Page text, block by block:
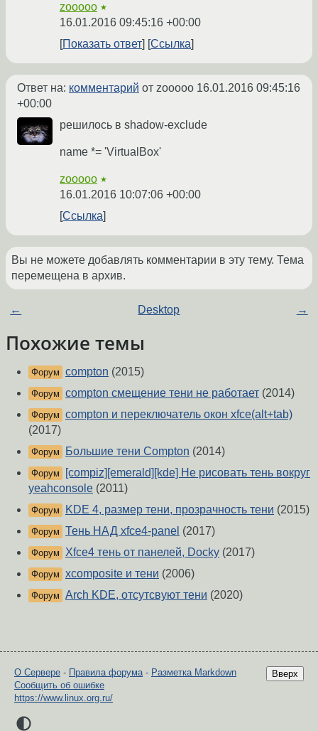
zooooo ★
16.01.2016 09:45:16 +00:00
Показать ответ
Ссылка
Ответ на: комментарий от zooooo 16.01.2016 09:45:16
+00:00
решилось в shadow-exclude
name *= 'VirtualBox'
zooooo ★
16.01.2016 10:07:06 +00:00
Ссылка
Вы не можете добавлять комментарии в эту тему. Тема
перемещена в архив.
← Desktop →
Похожие темы
Форум compton (2015)
Форум compton смещение тени не работает (2014)
Форум compton и переключатель окон xfce(alt+tab)
(2017)
Форум Большие тени Compton (2014)
Форум
[compiz][emerald][kde] Не рисовать тень вокруг
yeahconsole (2011)
Форум KDE 4, размер тени, прозрачность тени (2015)
Форум Тень НАД xfce4-panel (2017)
Форум Xfce4 тень от панелей, Docky (2017)
Форум xcomposite и тени (2006)
Форум Arch KDE, отсутсвуют тени (2020)
Вверх
О Сервере - Правила форума- Разметка Markdown
Сообщить об ошибке
https://www.linux.org.ru/